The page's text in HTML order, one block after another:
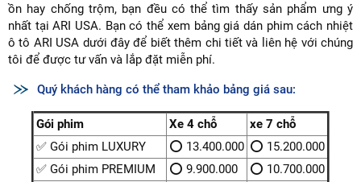
ồn hay chống trộm, bạn đều có thể tìm thấy sản phẩm ưng ý
nhất tại ARI USA. Bạn có thể xem bảng giá dán phim cách nhiệt
ô tô ARI USA dưới đây để biết thêm chi tiết và liên hệ với chúng
tôi để được tư vấn và lắp đặt miễn phí.
Quý khách hàng có thể tham khảo bảng giá sau:
Gói phim Xe 4 chỗ
xe 7 chỗ
✅ Gói phim LUXURY
⭕ 13.400.000 ⭕ 15.200.000
✅ Gói phim PREMIUM
⭕ 9.900.000
⭕ 10.700.000